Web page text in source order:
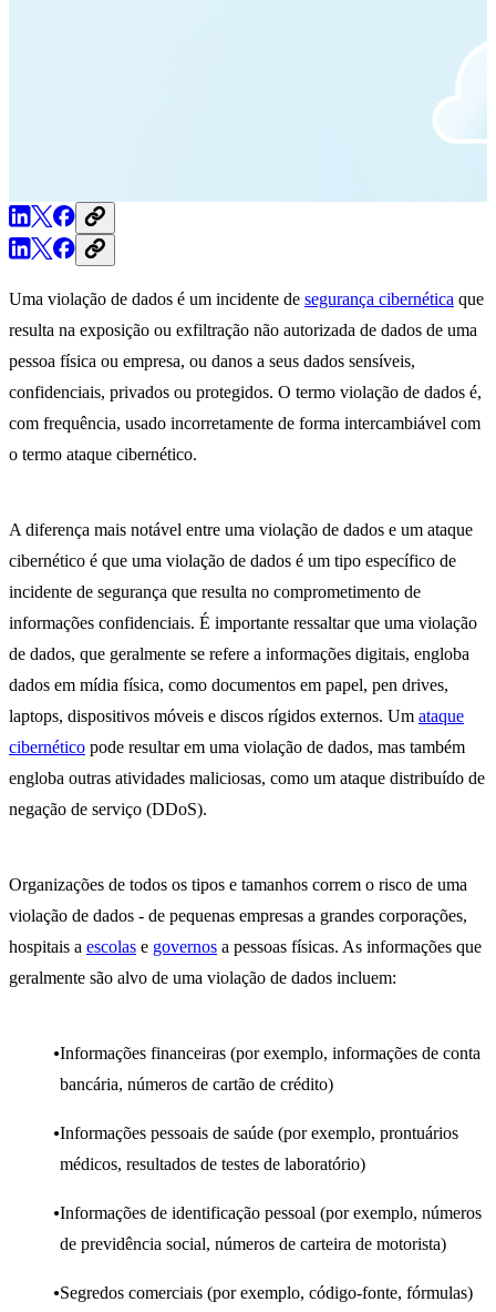
Uma violação de dados é um incidente de segurança cibernética que
resulta na exposição ou exfiltração não autorizada de dados de uma
pessoa física ou empresa, ou danos a seus dados sensíveis,
confidenciais, privados ou protegidos. O termo violação de dados é,
com frequência, usado incorretamente de forma intercambiável com
o termo ataque cibernético.
A diferença mais notável entre uma violação de dados e um ataque
cibernético é que uma violação de dados é um tipo específico de
incidente de segurança que resulta no comprometimento de
informações confidenciais. É importante ressaltar que uma violação
de dados, que geralmente se refere a informações digitais, engloba
dados em mídia física, como documentos em papel, pen drives,
laptops, dispositivos móveis e discos rígidos externos. Um ataque
cibernético pode resultar em uma violação de dados, mas também
engloba outras atividades maliciosas, como um ataque distribuído de
negação de serviço (DDoS).
Organizações de todos os tipos e tamanhos correm o risco de uma
violação de dados - de pequenas empresas a grandes corporações,
hospitais a escolas e governos a pessoas físicas. As informações que
geralmente são alvo de uma violação de dados incluem:
Informações financeiras (por exemplo, informações de conta
bancária, números de cartão de crédito)
Informações pessoais de saúde (por exemplo, prontuários
médicos, resultados de testes de laboratório)
Informações de identificação pessoal (por exemplo, números
de previdência social, números de carteira de motorista)
Segredos comerciais (por exemplo, código-fonte, fórmulas)